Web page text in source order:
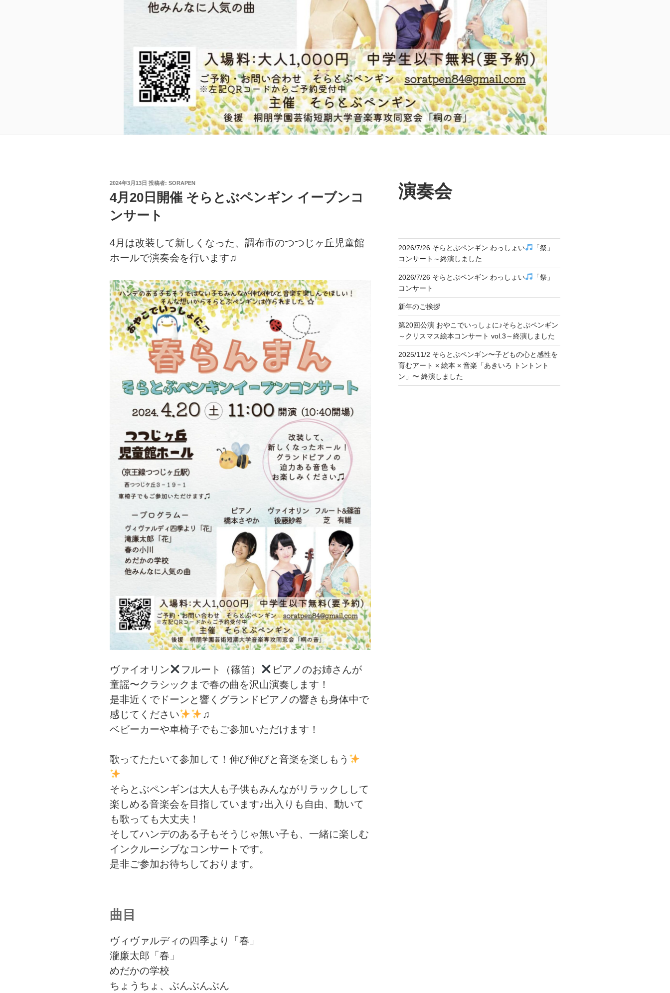
投
日:
2024年3月13日 投稿者: SORAPEN
4月20日開催 そらとぶペンギン イーブンコ
ンサート
4月は改装して新しくなった、調布市のつつじヶ丘児童館
ホールで演奏会を行います♫
ヴァイオリン フルート（篠笛）
ピアノのお姉さんが
童謡〜クラシックまで春の曲を沢山演奏します！
是非近くでドーンと響くグランドピアノの響きも身体中で
感じてください
♫
ベビーカーや車椅子でもご参加いただけます！
歌ってたたいて参加して！伸び伸びと音楽を楽しもう
そらとぶペンギンは大人も子供もみんながリラックしして
楽しめる音楽会を目指しています♪出入りも自由、動いて
も歌っても大丈夫！
そしてハンデのある子もそうじゃ無い子も、一緒に楽しむ
インクルーシブなコンサートです。
是非ご参加お待ちしております。
曲目
ヴィヴァルディの四季より「春」
瀧廉太郎「春」
めだかの学校
ちょうちょ、ぶんぶんぶん
演奏会
2026/7/26 そらとぶペンギン わっしょい
「祭」
コンサート～終演しました
2026/7/26 そらとぶペンギン わっしょい
「祭」
コンサート
新年のご挨拶
第20回公演 おやこでいっしょに♪そらとぶペンギン
～クリスマス絵本コンサート vol.3～終演しました
2025/11/2 そらとぶペンギン〜子どもの心と感性を
育むアート × 絵本 × 音楽「あきいろ トントント
ン」〜 終演しました